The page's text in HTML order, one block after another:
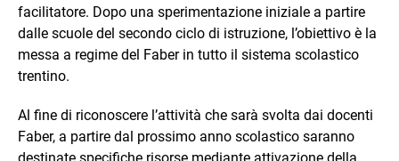
facilitatore. Dopo una sperimentazione iniziale a partire
dalle scuole del secondo ciclo di istruzione, l’obiettivo è la
messa a regime del Faber in tutto il sistema scolastico
trentino.
Al fine di riconoscere l’attività che sarà svolta dai docenti
Faber, a partire dal prossimo anno scolastico saranno